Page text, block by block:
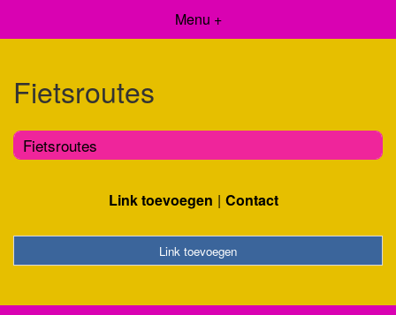
Menu +
Fietsroutes
Fietsroutes
Link toevoegen Contact
Link toevoegen